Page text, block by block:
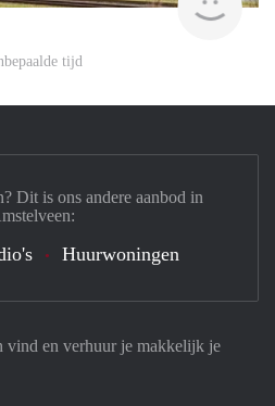
tijd
vind en verhuur je makkelijk je
Dit is ons andere aanbod in
Huurwoningen